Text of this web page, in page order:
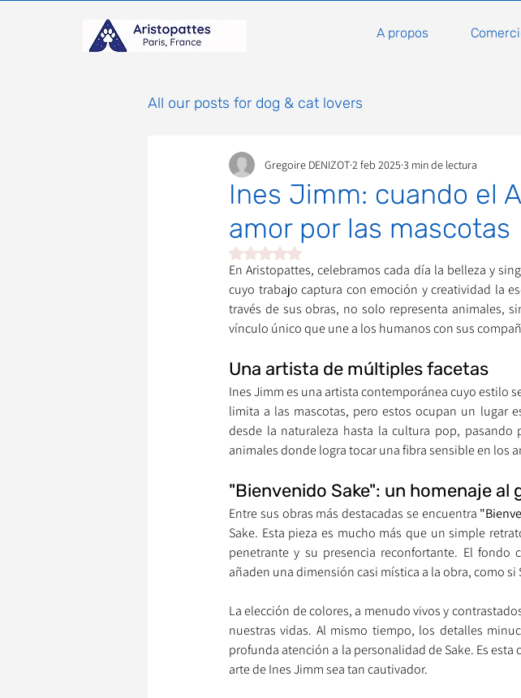
A propos
All our posts for dog & cat lovers
Ines Jimm: cuando el
amor por las mascotas
Gregoire DENIZOT2 feb 2025 3 min de lectura
Obtuvo NaN de 5 estrellas.
En Aristopattes, celebramos cada día la belleza y
cuyo trabajo captura con emoción y creatividad la
través de sus obras, no solo representa animales,
vínculo único que une a los humanos con sus
Una artista de múltiples facetas
Ines Jimm es una artista contemporánea cuyo estilo
limita a las mascotas, pero estos ocupan un lugar
desde la naturaleza hasta la cultura pop, pasando
animales donde logra tocar una fibra sensible en los
"Bienvenido Sake": un homenaje al
Entre sus obras más destacadas se encuentra
Sake. Esta pieza es mucho más que un simple
penetrante y su presencia reconfortante. El
añaden una dimensión casi mística a la obra, como
La elección de colores, a menudo vivos y
nuestras vidas. Al mismo tiempo, los detalles
profunda atención a la personalidad de Sake. Es
arte de Ines Jimm sea tan cautivador.